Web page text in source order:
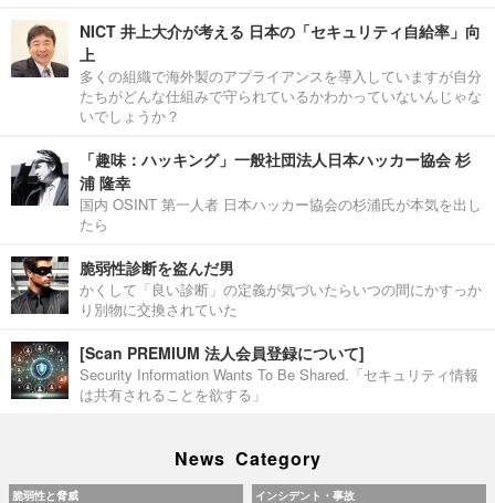
NICT 井上大介が考える 日本の「セキュリティ自給率」向
上
多くの組織で海外製のアプライアンスを導入していますが自分
たちがどんな仕組みで守られているかわかっていないんじゃな
いでしょうか？
「趣味：ハッキング」一般社団法人日本ハッカー協会 杉
浦 隆幸
国内 OSINT 第一人者 日本ハッカー協会の杉浦氏が本気を出し
たら
脆弱性診断を盗んだ男
かくして「良い診断」の定義が気づいたらいつの間にかすっか
り別物に交換されていた
[Scan PREMIUM 法人会員登録について]
Security Information Wants To Be Shared.「セキュリティ情報
は共有されることを欲する」
News Category
脆弱性と脅威 インシデント・事故